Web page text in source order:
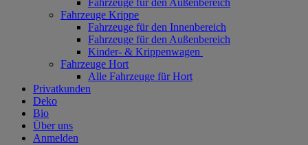
Fahrzeuge für den Außenbereich
Fahrzeuge Krippe
Fahrzeuge für den Innenbereich
Fahrzeuge für den Außenbereich
Kinder- & Krippenwagen
Fahrzeuge Hort
Alle Fahrzeuge für Hort
Privatkunden
Deko
Bio
Über uns
Anmelden